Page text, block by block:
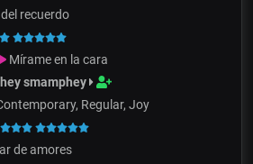
recuerdo
Mírame en la cara
smamphey
Regular, Joy
de amores